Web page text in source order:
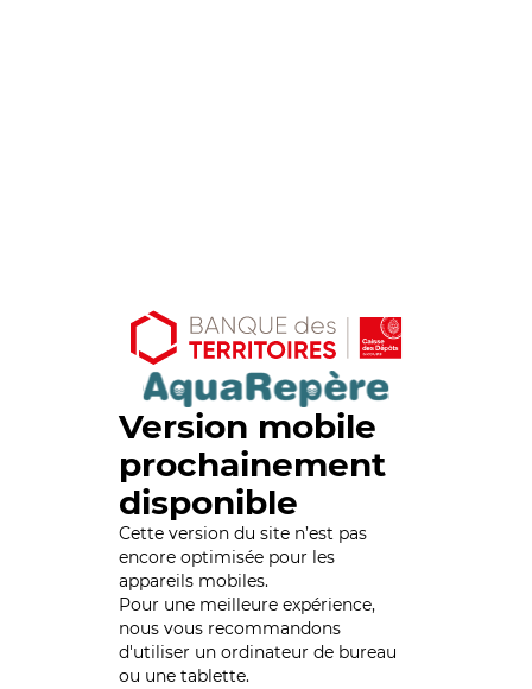
Version mobile
prochainement
disponible
Cette version du site n’est pas
encore optimisée pour les
appareils mobiles.
Pour une meilleure expérience,
nous vous recommandons
d'utiliser un ordinateur de bureau
ou une tablette.